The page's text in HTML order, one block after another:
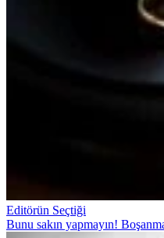
Editörün Seçtiği
Bunu sakın yapmayın!